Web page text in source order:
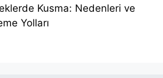
Kusma: Nedenleri ve
Yolları